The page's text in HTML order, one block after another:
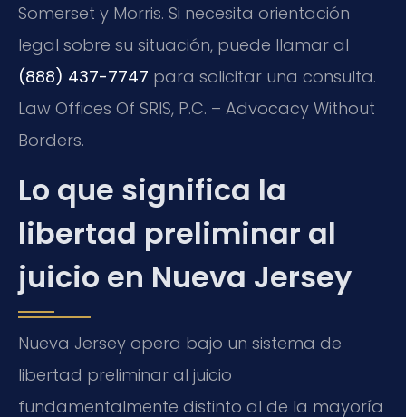
Somerset y Morris. Si necesita orientación
legal sobre su situación, puede llamar al
(888) 437-7747 para solicitar una consulta.
Law Offices Of SRIS, P.C. – Advocacy Without
Borders.
Lo que significa la
libertad preliminar al
juicio en Nueva Jersey
Nueva Jersey opera bajo un sistema de
libertad preliminar al juicio
fundamentalmente distinto al de la mayoría